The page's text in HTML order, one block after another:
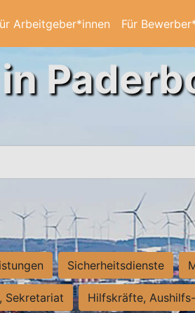
Arbeitgeber*innen Für
Sicherheitsdienste
Sekretariat Hilfskräfte,